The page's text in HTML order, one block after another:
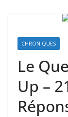
CHRONIQUES
Le
Up –